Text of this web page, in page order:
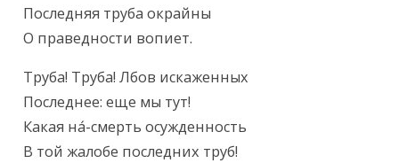
Последняя труба окрайны
О праведности вопиет.
Труба! Труба! Лбов искаженных
Последнее: еще мы тут!
Какая на́-смерть осужденность
В той жалобе последних труб!